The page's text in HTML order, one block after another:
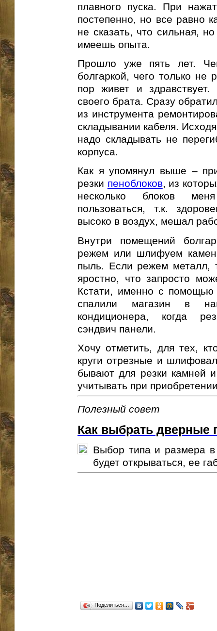
плавного пуска. При
постепенно, но все равно
не сказать, что сильная,
имеешь опыта.
Прошло уже пять лет.
болгаркой, чего только не
пор живет и
своего брата. Сразу
из инструмента
складывании кабеля.
надо складывать не
корпуса.
Как я упомянул выше –
резки пеноблоков, из
несколько блоков
пользоваться, т.к.
высоко в воздух, мешал
Внутри помещений
режем или шлифуем
пыль. Если режем металл,
яростно, что запросто
Кстати, именно с
спалили магазин в
кондиционера, когда
сэндвич панели.
Хочу отметить, для тех,
круги отрезные и
бывают для резки камней
учитывать при
Полезный совет
Как выбрать дверные
Выбор типа и размера в
будет открываться, ее
Поделиться…